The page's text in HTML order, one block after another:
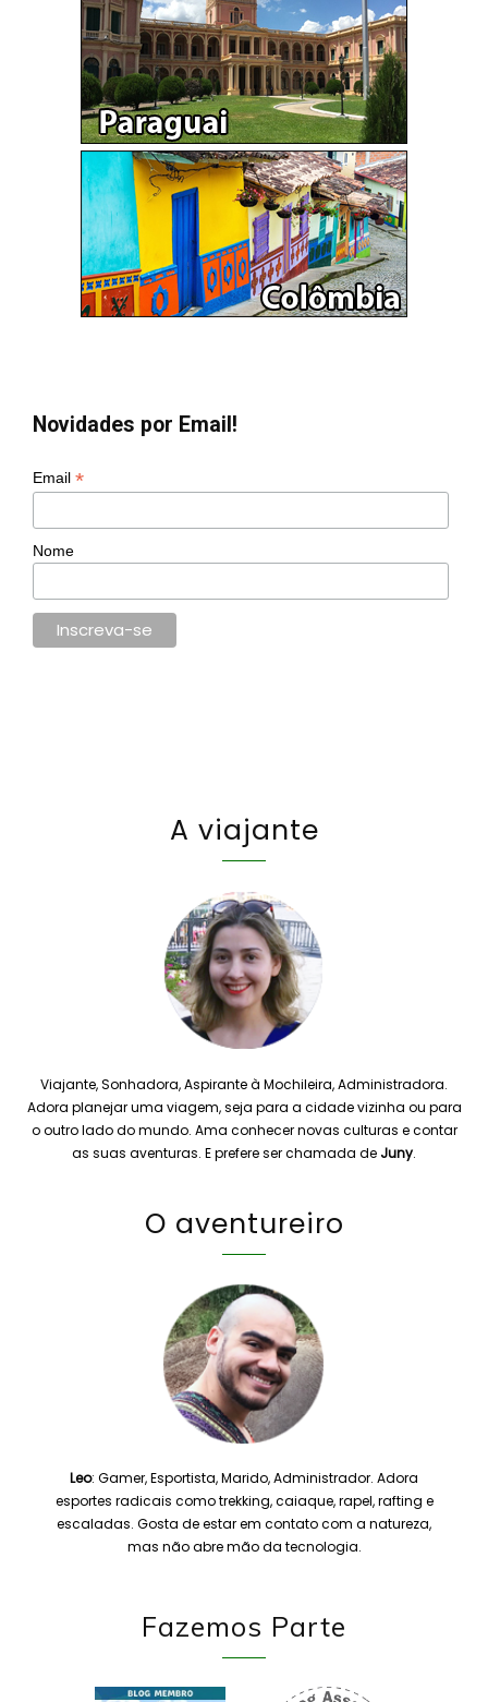
Novidades por Email!
Email *
Nome
A viajante
Viajante, Sonhadora, Aspirante à Mochileira, Administradora.
Adora planejar uma viagem, seja para a cidade vizinha ou para
o outro lado do mundo. Ama conhecer novas culturas e contar
as suas aventuras. E prefere ser chamada de Juny.
O aventureiro
Leo: Gamer, Esportista, Marido, Administrador. Adora
esportes radicais como trekking, caiaque, rapel, rafting e
escaladas. Gosta de estar em contato com a natureza,
mas não abre mão da tecnologia.
Fazemos Parte